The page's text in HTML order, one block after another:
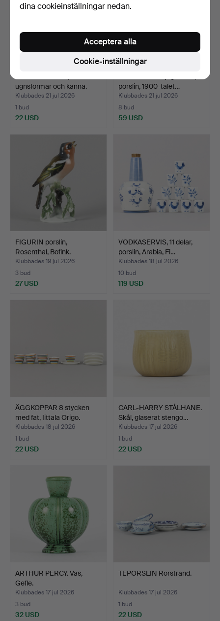
ugnsformar och kanna.
Klubbades 21 jul 2026
1 bud
22 USD
porslin, 1900-talet…
Klubbades 21 jul 2026
8 bud
59 USD
FIGURIN porslin,
Rosenthal, Bofink.
Klubbades 19 jul 2026
3 bud
27 USD
VODKASERVIS, 11 delar,
porslin, Arabia, Fi…
Klubbades 18 jul 2026
10 bud
119 USD
ÄGGKOPPAR 8 stycken
med fat, Iittala Origo.
Klubbades 18 jul 2026
1 bud
22 USD
CARL-HARRY STÅLHANE.
Skål, glaserat stengo…
Klubbades 17 jul 2026
1 bud
22 USD
ARTHUR PERCY. Vas,
Gefle.
Klubbades 17 jul 2026
3 bud
32 USD
TEPORSLIN Rörstrand.
Klubbades 17 jul 2026
1 bud
22 USD
dina cookieinställningar nedan.
Cookie-inställningar
Acceptera alla